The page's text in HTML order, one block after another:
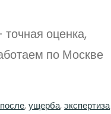
оценка,
по Москве
после, ущерба, экспертиза